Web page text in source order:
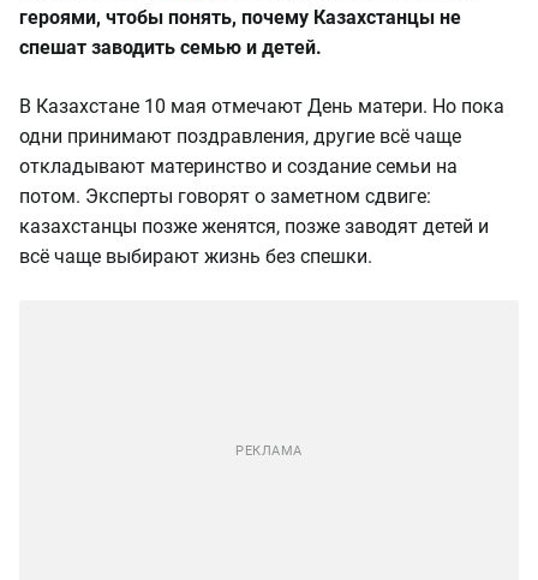
героями, чтобы понять, почему Казахстанцы не
спешат заводить семью и детей.
В Казахстане 10 мая отмечают День матери. Но пока
одни принимают поздравления, другие всё чаще
откладывают материнство и создание семьи на
потом. Эксперты говорят о заметном сдвиге:
казахстанцы позже женятся, позже заводят детей и
всё чаще выбирают жизнь без спешки.